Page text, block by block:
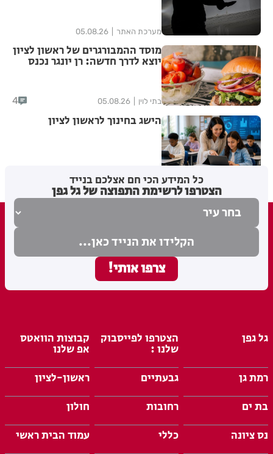
מערכת האתר 05.08.26
מוסד ההמבורגרים של ראשון לציון
יוצא לדרך חדשה: רן יונגר נכנס
בתי לוין 05.08.26
4
הישג בחינוך לראשון לציון
כל המידע הכי חם אצלכם בנייד
הצטרפו לרשימת התפוצה של גל גפן
גל גפן הצטרפו לפייסבוק
שלנו :
קבוצות הוואטס
אפ שלנו
רמת גן
גבעתיים
ראשון-לציון
בת ים
רחובות
חולון
נס ציונה
כללי עמוד הבית ראשי